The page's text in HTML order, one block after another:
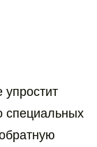
специальных